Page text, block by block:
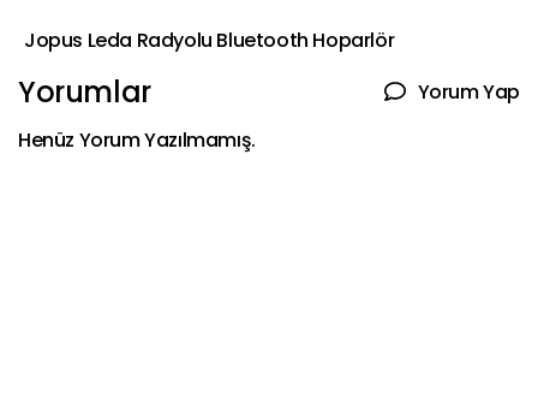
Jopus Leda Radyolu Bluetooth Hoparlör
Yorumlar
Yorum Yap
Henüz Yorum Yazılmamış.